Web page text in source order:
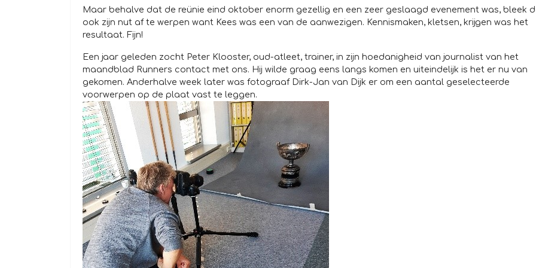
Maar behalve dat de reünie eind oktober enorm gezellig en een zeer geslaagd evenement was, bleek
ook zijn nut af te werpen want Kees was een van de aanwezigen. Kennismaken, kletsen, krijgen was het
resultaat. Fijn!
Een jaar geleden zocht Peter Klooster, oud-atleet, trainer, in zijn hoedanigheid van journalist van het
maandblad Runners contact met ons. Hij wilde graag eens langs komen en uiteindelijk is het er nu van
gekomen. Anderhalve week later was fotograaf Dirk-Jan van Dijk er om een aantal geselecteerde
voorwerpen op de plaat vast te leggen.